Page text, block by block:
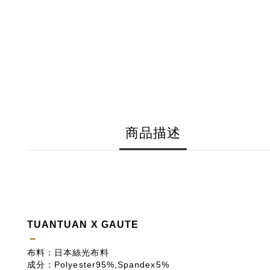
商品描述
TUANTUAN X GAUTE
－
布料：日本絲光布料
成分：Polyester95%,Spandex5%